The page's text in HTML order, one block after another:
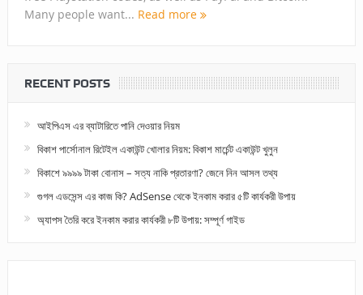
Many people want... Read more
RECENT POSTS
আইপিএস এর ব্যাটারিতে পানি দেওয়ার নিয়ম
বিকাশ পার্সোনাল রিটেইল একাউন্ট খোলার নিয়ম: বিকাশ মার্চেন্ট একাউন্ট খুলুন
বিকাশে ৯৯৯৯ টাকা বোনাস – সত্য নাকি প্রতারণা? জেনে নিন আসল তথ্য
গুগল এডসেন্স এর কাজ কি? AdSense থেকে ইনকাম করার ৫টি কার্যকরী উপায়
অ্যাপস তৈরি করে ইনকাম করার কার্যকরী ৮টি উপায়: সম্পূর্ণ গাইড